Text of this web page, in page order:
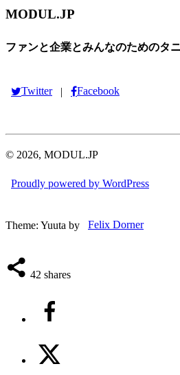
MODUL.JP
ファンと企業とみんなのためのタ
Twitter | Facebook
© 2026, MODUL.JP
Proudly powered by WordPress
Theme: Yuuta by Felix Dorner
42 shares